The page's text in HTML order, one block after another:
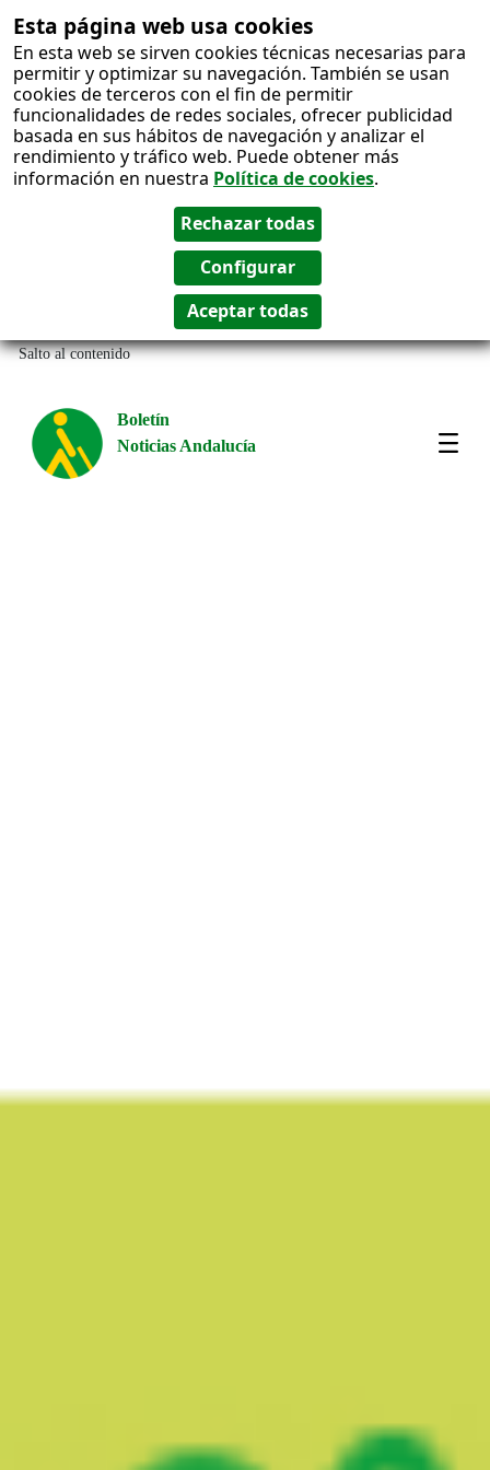
Esta página web usa cookies
En esta web se sirven cookies técnicas necesarias para
permitir y optimizar su navegación. También se usan
cookies de terceros con el fin de permitir
funcionalidades de redes sociales, ofrecer publicidad
basada en sus hábitos de navegación y analizar el
rendimiento y tráfico web. Puede obtener más
información en nuestra Política de cookies.
Salto al contenido
Boletín
Noticias Andalucía